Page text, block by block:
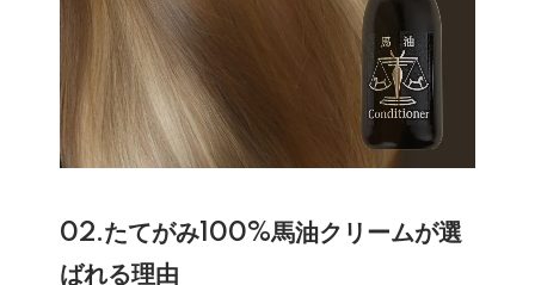
02.たてがみ100%馬油クリームが選
ばれる理由